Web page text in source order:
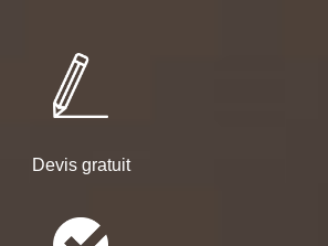
Devis gratuit